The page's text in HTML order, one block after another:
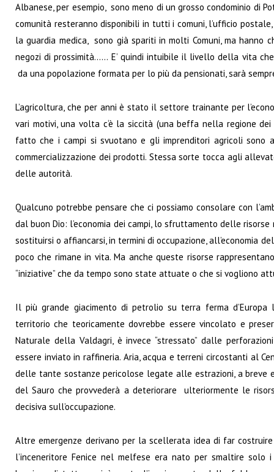
Albanese, per esempio, sono meno di un grosso condominio di
comunità resteranno disponibili in tutti i comuni, l’ufficio
la guardia medica, sono già spariti in molti Comuni, ma
negozi di prossimità…… E’ quindi intuibile il livello della vita
da una popolazione formata per lo più da pensionati, sarà
L’agricoltura, che per anni è stato il settore trainante per
vari motivi, una volta c‘è la siccità (una beffa nella regione
fatto che i campi si svuotano e gli imprenditori agricoli sono
commercializzazione dei prodotti. Stessa sorte tocca agli
delle autorità.
Qualcuno potrebbe pensare che ci possiamo consolare con
dal buon Dio: l’economia dei campi, lo sfruttamento delle
sostituirsi o affiancarsi, in termini di occupazione, all’economia
poco che rimane in vita. Ma anche queste risorse
“iniziative” che da tempo sono state attuate o che si vogliono
Il più grande giacimento di petrolio su terra ferma d’Europa
territorio che teoricamente dovrebbe essere vincolato e
Naturale della Valdagri, è invece “stressato” dalle
essere inviato in raffineria. Aria, acqua e terreni circostanti al
delle tante sostanze pericolose legate alle estrazioni, a
del Sauro che provvederà a deteriorare ulteriormente le
decisiva sull’occupazione.
Altre emergenze derivano per la scellerata idea di far
l’inceneritore Fenice nel melfese era nato per smaltire